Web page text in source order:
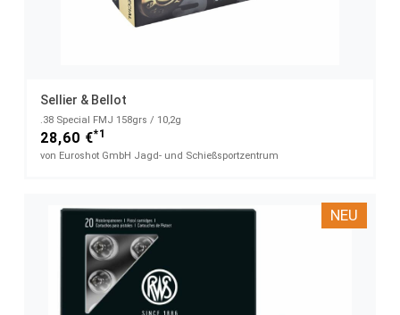
Sellier & Bellot
.38 Special FMJ 158grs / 10,2g
28,60 €*1
von Euroshot GmbH Jagd- und Schießsportzentrum
NEU